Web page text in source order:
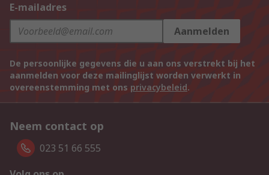
E-mailadres
Aanmelden
De persoonlijke gegevens die u aan ons verstrekt bij het
aanmelden voor deze mailinglijst worden verwerkt in
overeenstemming met ons privacybeleid.
Neem contact op
023 51 66 555